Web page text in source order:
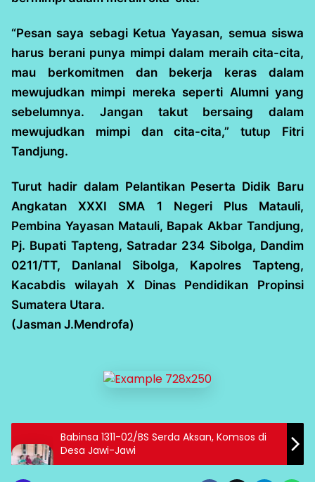
“Pesan saya sebagi Ketua Yayasan, semua siswa
harus berani punya mimpi dalam meraih cita-cita,
mau berkomitmen dan bekerja keras dalam
mewujudkan mimpi mereka seperti Alumni yang
sebelumnya. Jangan takut bersaing dalam
mewujudkan mimpi dan cita-cita,” tutup Fitri
Tandjung.
Turut hadir dalam Pelantikan Peserta Didik Baru
Angkatan XXXI SMA 1 Negeri Plus Matauli,
Pembina Yayasan Matauli, Bapak Akbar Tandjung,
Pj. Bupati Tapteng, Satradar 234 Sibolga, Dandim
0211/TT, Danlanal Sibolga, Kapolres Tapteng,
Kacabdis wilayah X Dinas Pendidikan Propinsi
Sumatera Utara.
(Jasman J.Mendrofa)
Babinsa 1311-02/BS Serda Aksan, Komsos di
Desa Jawi-Jawi